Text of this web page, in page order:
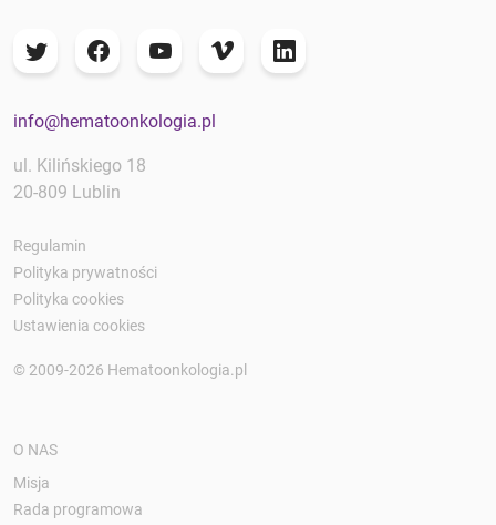
info@hematoonkologia.pl
ul. Kilińskiego 18
20-809 Lublin
Regulamin
Polityka prywatności
Polityka cookies
Ustawienia cookies
© 2009-2026 Hematoonkologia.pl
O NAS
Misja
Rada programowa